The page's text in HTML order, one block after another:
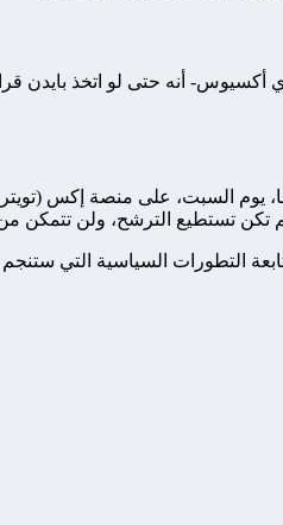
أكسيوس- أنه حتى لو اتخذ بايدن
السبت، على منصة إكس (تويتر
تستطيع الترشح، ولن تتمكن
التطورات السياسية التي